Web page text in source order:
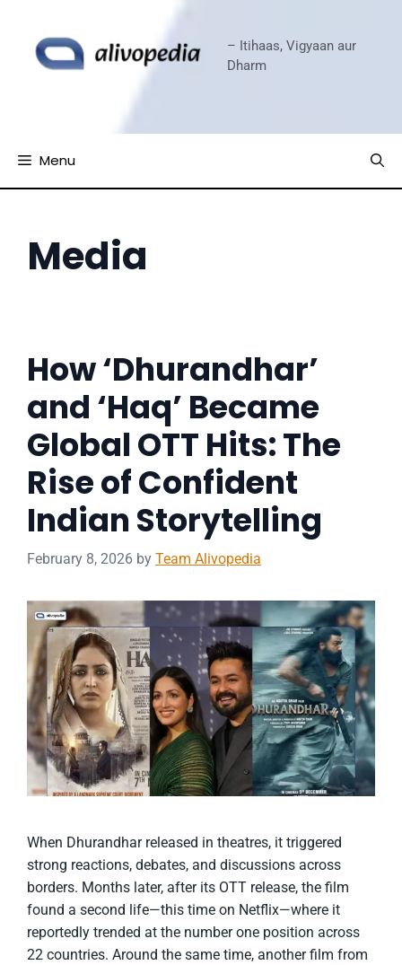
content
– Itihaas, Vigyaan aur
Dharm
Menu
Media
How ‘Dhurandhar’
and ‘Haq’ Became
Global OTT Hits: The
Rise of Confident
Indian Storytelling
February 8, 2026 by Team Alivopedia
When Dhurandhar released in theatres, it triggered
strong reactions, debates, and discussions across
borders. Months later, after its OTT release, the film
found a second life—this time on Netflix—where it
reportedly trended at the number one position across
22 countries. Around the same time, another film from